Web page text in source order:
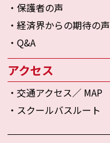
・保護者の声
・経済界からの期待の声
・Q&A
アクセス
・交通アクセス／ MAP
・スクールバスルート